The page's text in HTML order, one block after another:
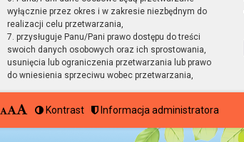
wyłącznie przez okres i w zakresie niezbędnym do
realizacji celu przetwarzania,
7. przysługuje Panu/Pani prawo dostępu do treści
swoich danych osobowych oraz ich sprostowania,
usunięcia lub ograniczenia przetwarzania lub prawo
do wniesienia sprzeciwu wobec przetwarzania,
Kontrast Informacja administratora